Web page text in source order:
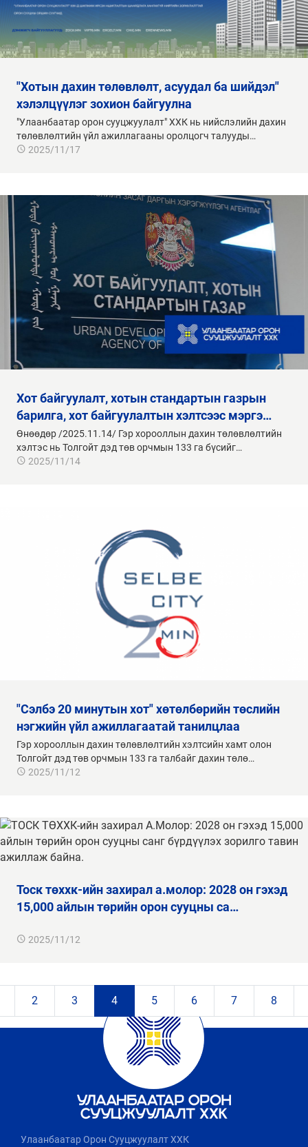
"хотын дахин төлөвлөлт, асуудал ба шийдэл"
хэлэлцүүлэг зохион байгуулна
"Улаанбаатар орон сууцжуулалт" ХХК нь нийслэлийн дахин
төлөвлөлтийн үйл ажиллагааны оролцогч талууды…
2025/11/17
хот байгуулалт, хотын стандартын газрын
барилга, хот байгуулалтын хэлтсээс мэргэ…
Өнөөдөр /2025.11.14/ Гэр хорооллын дахин төлөвлөлтийн
хэлтэс нь Толгойт дэд төв орчмын 133 га бүсийг…
2025/11/14
"сэлбэ 20 минутын хот" хөтөлбөрийн төслийн
нэгжийн үйл ажиллагаатай танилцлаа
Гэр хорооллын дахин төлөвлөлтийн хэлтсийн хамт олон
Толгойт дэд төв орчмын 133 га талбайг дахин төлө…
2025/11/12
тоск төххк-ийн захирал а.молор: 2028 он гэхэд
15,000 айлын төрийн орон сууцны са…
2025/11/12
2 3 4 5 6 7 8
Улаанбаатар Орон Сууцжуулалт ХХК